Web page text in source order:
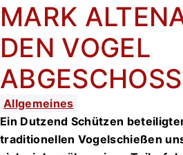
MARK
DEN VOGEL
Allgemeines
Ein Dutzend Schützen
traditionellen Vogelschießen